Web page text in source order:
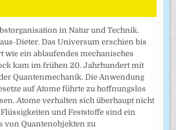
in Natur und Technik.
Dieter. Das Universum erschien bis
wie ein ablaufendes mechanisches
kam im frühen 20. Jahrhundert mit
Quantenmechanik. Die Anwendung
auf Atome führte zu hoffnungslos
Atome verhalten sich überhaupt nicht
und Feststoffe sind ein
von Quantenobjekten zu